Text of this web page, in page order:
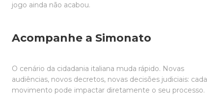
jogo ainda não acabou.
Acompanhe a Simonato
O cenário da cidadania italiana muda rápido. Novas
audiências, novos decretos, novas decisões judiciais: cada
movimento pode impactar diretamente o seu processo.